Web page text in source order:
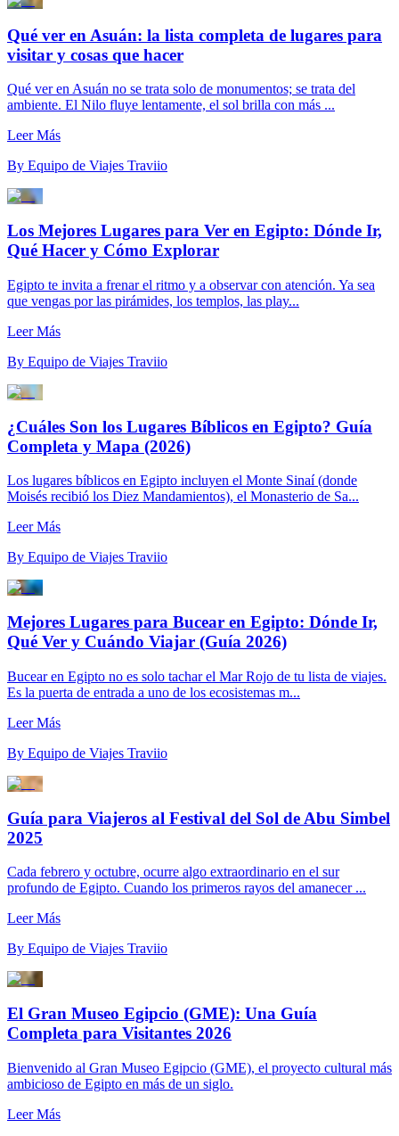
Qué ver en Asuán: la lista completa de lugares para
visitar y cosas que hacer
Qué ver en Asuán no se trata solo de monumentos; se trata del
ambiente. El Nilo fluye lentamente, el sol brilla con más ...
Leer Más
By Equipo de Viajes Traviio
Los Mejores Lugares para Ver en Egipto: Dónde Ir,
Qué Hacer y Cómo Explorar
Egipto te invita a frenar el ritmo y a observar con atención. Ya sea
que vengas por las pirámides, los templos, las play...
Leer Más
By Equipo de Viajes Traviio
¿Cuáles Son los Lugares Bíblicos en Egipto? Guía
Completa y Mapa (2026)
Los lugares bíblicos en Egipto incluyen el Monte Sinaí (donde
Moisés recibió los Diez Mandamientos), el Monasterio de Sa...
Leer Más
By Equipo de Viajes Traviio
Mejores Lugares para Bucear en Egipto: Dónde Ir,
Qué Ver y Cuándo Viajar (Guía 2026)
Bucear en Egipto no es solo tachar el Mar Rojo de tu lista de viajes.
Es la puerta de entrada a uno de los ecosistemas m...
Leer Más
By Equipo de Viajes Traviio
Guía para Viajeros al Festival del Sol de Abu Simbel
2025
Cada febrero y octubre, ocurre algo extraordinario en el sur
profundo de Egipto. Cuando los primeros rayos del amanecer ...
Leer Más
By Equipo de Viajes Traviio
El Gran Museo Egipcio (GME): Una Guía
Completa para Visitantes 2026
Bienvenido al Gran Museo Egipcio (GME), el proyecto cultural más
ambicioso de Egipto en más de un siglo.
Leer Más